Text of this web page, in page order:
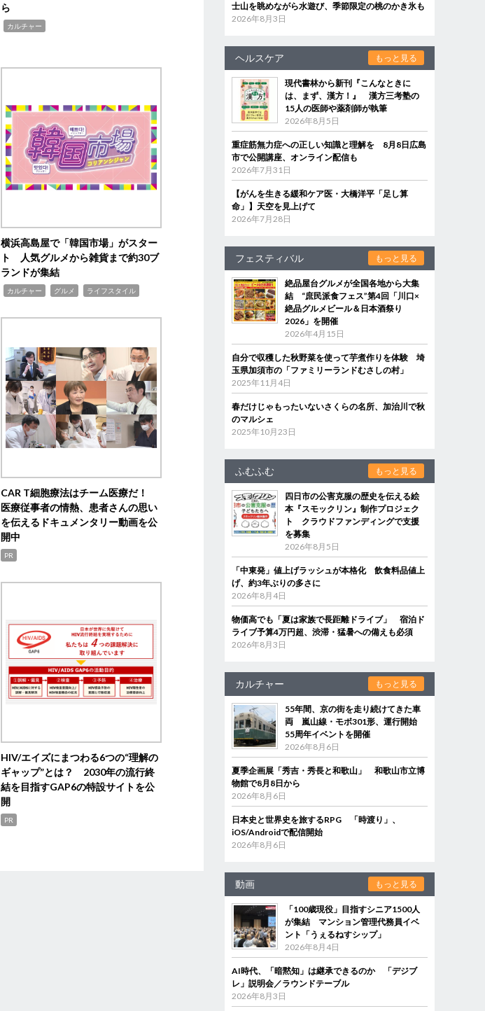
ら
カルチャー
横浜高島屋で「韓国市場」がスター
ト 人気グルメから雑貨まで約30ブ
ランドが集結
カルチャー グルメ ライフスタイル
CAR T細胞療法はチーム医療だ！
医療従事者の情熱、患者さんの思い
を伝えるドキュメンタリー動画を公
開中
PR
HIV/エイズにまつわる6つの“理解の
ギャップ”とは？ 2030年の流行終
結を目指すGAP6の特設サイトを公
開
PR
士山を眺めながら水遊び、季節限定の桃のかき氷も
2026年8月3日
ヘルスケア もっと見る
現代書林から新刊『こんなときに
は、まず、漢方！』 漢方三考塾の
15人の医師や薬剤師が執筆
2026年8月5日
重症筋無力症への正しい知識と理解を 8月8日広島
市で公開講座、オンライン配信も
2026年7月31日
【がんを生きる緩和ケア医・大橋洋平「足し算
命」】天空を見上げて
2026年7月28日
フェスティバル もっと見る
絶品屋台グルメが全国各地から大集
結 “庶民派食フェス”第4回「川口×
絶品グルメビール＆日本酒祭り
2026」を開催
2026年4月15日
自分で収穫した秋野菜を使って芋煮作りを体験 埼
玉県加須市の「ファミリーランドむさしの村」
2025年11月4日
春だけじゃもったいないさくらの名所、加治川で秋
のマルシェ
2025年10月23日
ふむふむ もっと見る
四日市の公害克服の歴史を伝える絵
本『スモックリン』制作プロジェク
ト クラウドファンディングで支援
を募集
2026年8月5日
「中東発」値上げラッシュが本格化 飲食料品値上
げ、約3年ぶりの多さに
2026年8月4日
物価高でも「夏は家族で長距離ドライブ」 宿泊ド
ライブ予算4万円超、渋滞・猛暑への備えも必須
2026年8月3日
カルチャー もっと見る
55年間、京の街を走り続けてきた車
両 嵐山線・モボ301形、運行開始
55周年イベントを開催
2026年8月6日
夏季企画展「秀吉・秀長と和歌山」 和歌山市立博
物館で8月8日から
2026年8月6日
日本史と世界史を旅するRPG 「時渡り」、
iOS/Androidで配信開始
2026年8月6日
動画 もっと見る
「100歳現役」目指すシニア1500人
が集結 マンション管理代務員イベ
ント「うぇるねすシップ」
2026年8月4日
AI時代、「暗黙知」は継承できるのか 「デジブ
レ」説明会／ラウンドテーブル
2026年8月3日